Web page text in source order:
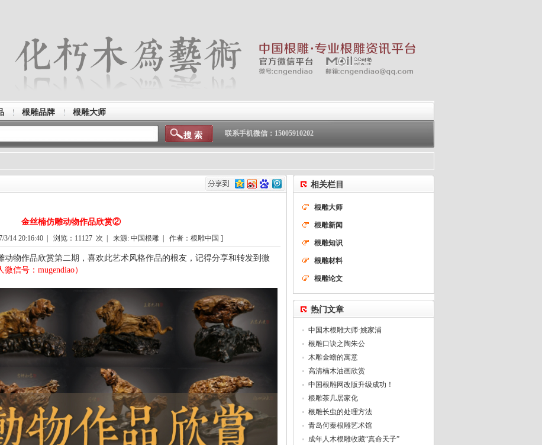
根雕品牌 根雕大师
联系手机微信：15005910202
金丝楠仿雕动物作品欣赏②
14 20:16:40 | 浏览： 11127次 | 来源: 中国根雕 | 作者：根雕中国 ]
动物作品欣赏第二期，喜欢此艺术风格作品的根友，记得分享和转发到微
信号：mugendiao）
相关栏目
根雕大师
根雕新闻
根雕知识
根雕材料
根雕论文
热门文章
中国木根雕大师·姚家浦
根雕口诀之陶朱公
木雕金蟾的寓意
高清楠木油画欣赏
中国根雕网改版升级成功！
根雕茶几居家化
根雕长虫的处理方法
青岛何秦根雕艺术馆
成年人木根雕收藏“真命天子”